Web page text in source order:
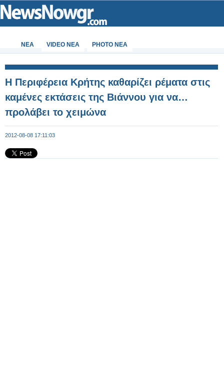
ΝΕΑ VIDEO NEA PHOTO NEA
Η Περιφέρεια Κρήτης καθαρίζει ρέματα στις
καμένες εκτάσεις της Βιάννου για να…
προλάβει το χειμώνα
2012-08-08 17:11:03